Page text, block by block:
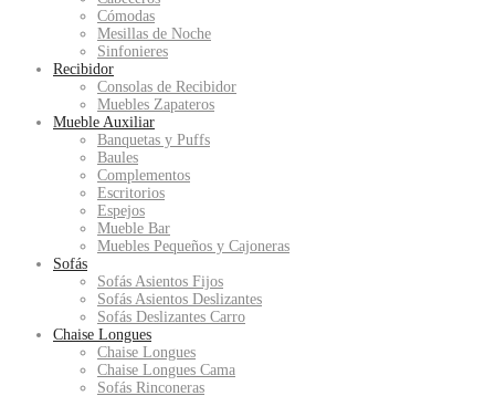
Cómodas
Mesillas de Noche
Sinfonieres
Recibidor
Consolas de Recibidor
Muebles Zapateros
Mueble Auxiliar
Banquetas y Puffs
Baules
Complementos
Escritorios
Espejos
Mueble Bar
Muebles Pequeños y Cajoneras
Sofás
Sofás Asientos Fijos
Sofás Asientos Deslizantes
Sofás Deslizantes Carro
Chaise Longues
Chaise Longues
Chaise Longues Cama
Sofás Rinconeras